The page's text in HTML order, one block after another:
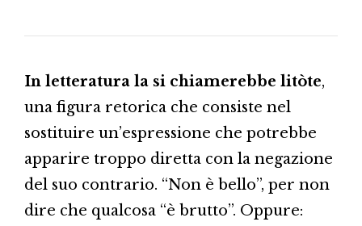
In letteratura la si chiamerebbe litòte,
una figura retorica che consiste nel
sostituire un’espressione che potrebbe
apparire troppo diretta con la negazione
del suo contrario. “Non è bello”, per non
dire che qualcosa “è brutto”. Oppure: